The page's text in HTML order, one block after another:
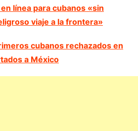
línea para cubanos «sin
viaje a la frontera»
cubanos rechazados en
a México